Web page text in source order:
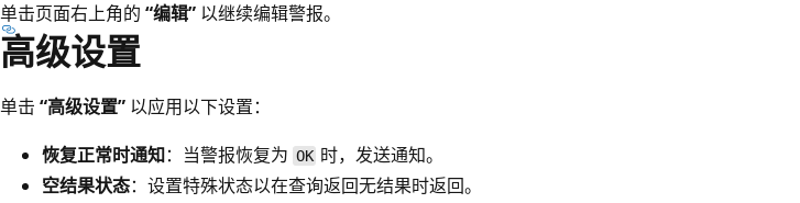
单击页面右上角的 “编辑” 以继续编辑警报。
高级设置
单击 “高级设置” 以应用以下设置：
恢复正常时通知：当警报恢复为 OK 时，发送通知。
空结果状态：设置特殊状态以在查询返回无结果时返回。